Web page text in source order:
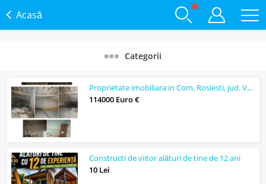
Acasă
Categorii
Proprietate imobiliara in Com. Rosiesti, jud. Vaslui
114000 Euro €
Constructi de viitor alături de tine de 12 ani
10 Lei